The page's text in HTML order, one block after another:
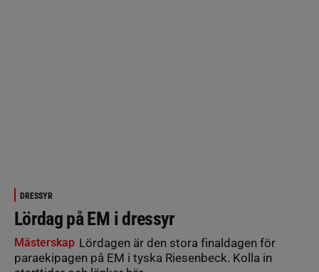
DRESSYR
Lördag på EM i dressyr
Mästerskap Lördagen är den stora finaldagen för
paraekipagen på EM i tyska Riesenbeck. Kolla in